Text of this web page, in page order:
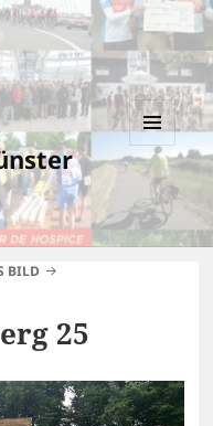
MENÜ
UND
WIDGETS
BILD
25